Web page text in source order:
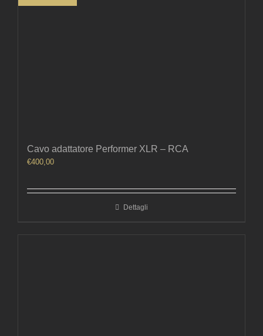
Cavo adattatore Performer XLR – RCA
€400,00
Dettagli